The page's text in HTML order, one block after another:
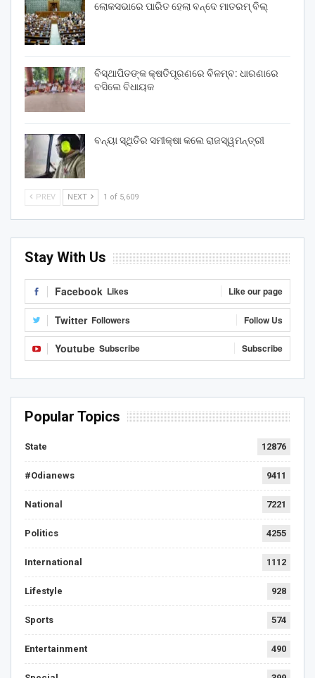
ଲୋକସଭାରେ ପାରିତ ହେଲା ବନ୍ଦେ ମାତରମ୍‌ ବିଲ୍‌
ବିସ୍ଥାପିତଙ୍କ କ୍ଷତିପୂରଣରେ ବିଳମ୍ବ: ଧାରଣାରେ
ବସିଲେ ବିଧାୟକ
ବନ୍ୟା ସ୍ଥିତିର ସମୀକ୍ଷା କଲେ ରାଜସ୍ୱମନ୍ତ୍ରୀ
PREV NEXT 1 of 5,609
Stay With Us
Facebook Likes Like our page
Twitter Followers Follow Us
Youtube Subscribe Subscribe
Popular Topics
State 12876
#Odianews 9411
National 7221
Politics 4255
International 1112
Lifestyle 928
Sports 574
Entertainment 490